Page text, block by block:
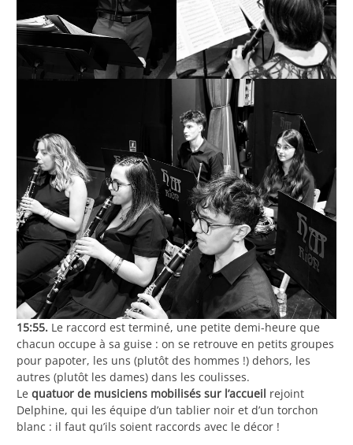
15:55. Le raccord est terminé, une petite demi-heure que
chacun occupe à sa guise : on se retrouve en petits groupes
pour papoter, les uns (plutôt des hommes !) dehors, les
autres (plutôt les dames) dans les coulisses.
Le quatuor de musiciens mobilisés sur l’accueil rejoint
Delphine, qui les équipe d’un tablier noir et d’un torchon
blanc : il faut qu’ils soient raccords avec le décor !